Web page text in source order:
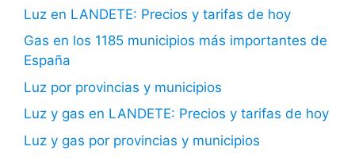
Luz en LANDETE: Precios y tarifas de hoy
Gas en los 1185 municipios más importantes de
España
Luz por provincias y municipios
Luz y gas en LANDETE: Precios y tarifas de hoy
Luz y gas por provincias y municipios